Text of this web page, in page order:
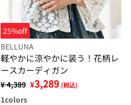
25%off
BELLUNA
軽やかに涼やかに装う！花柄レ
ースカーディガン
¥ 4,389 ¥3,289 (税込)
1colors